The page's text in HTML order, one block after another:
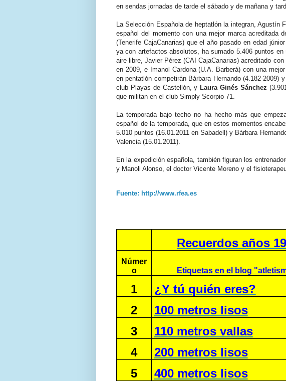
en sendas jornadas de tarde el sábado y de mañana y
La Selección Española de heptatlón la integran, Agustín
español del momento con una mejor marca acreditada
(Tenerife CajaCanarias) que el año pasado en edad
ya con artefactos absolutos, ha sumado 5.406 puntos en
aire libre, Javier Pérez (CAI CajaCanarias) acreditado
en 2009, e Imanol Cardona (U.A. Barberá) con una
en pentatlón competirán Bárbara Hernando (4.182-2009)
club Playas de Castellón, yLaura Ginés Sánchez
que militan en el club Simply Scorpio 71.
La temporada bajo techo no ha hecho más que
español de la temporada, que en estos momentos
5.010 puntos (16.01.2011 en Sabadell) y Bárbara
Valencia (15.01.2011).
En la expedición española, también figuran los
y Manoli Alonso, el doctor Vicente Moreno y el
Fuente: http://www.rfea.es
Recuerdos años
Númer
o
Etiquetas en el blog
1
¿Y tú quién eres?
2
100 metros lisos
3
110 metros vallas
4
200 metros lisos
5
400 metros lisos